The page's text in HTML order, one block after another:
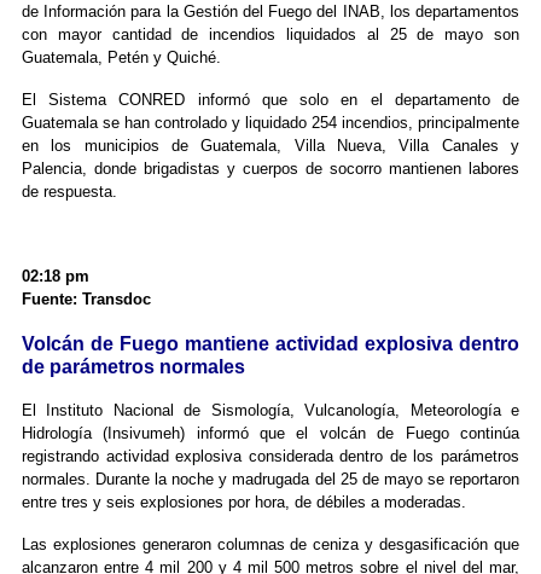
de Información para la Gestión del Fuego del INAB, los departamentos
con mayor cantidad de incendios liquidados al 25 de mayo son
Guatemala, Petén y Quiché.
El Sistema CONRED informó que solo en el departamento de
Guatemala se han controlado y liquidado 254 incendios, principalmente
en los municipios de Guatemala, Villa Nueva, Villa Canales y
Palencia, donde brigadistas y cuerpos de socorro mantienen labores
de respuesta.
02:18 pm
Fuente: Transdoc
Volcán de Fuego mantiene actividad explosiva dentro
de parámetros normales
El Instituto Nacional de Sismología, Vulcanología, Meteorología e
Hidrología (Insivumeh) informó que el volcán de Fuego continúa
registrando actividad explosiva considerada dentro de los parámetros
normales. Durante la noche y madrugada del 25 de mayo se reportaron
entre tres y seis explosiones por hora, de débiles a moderadas.
Las explosiones generaron columnas de ceniza y desgasificación que
alcanzaron entre 4 mil 200 y 4 mil 500 metros sobre el nivel del mar,